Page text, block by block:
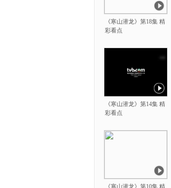
《寒山潜龙》第18集 精
彩看点
《寒山潜龙》第14集 精
彩看点
《寒山潜龙》第10集 精